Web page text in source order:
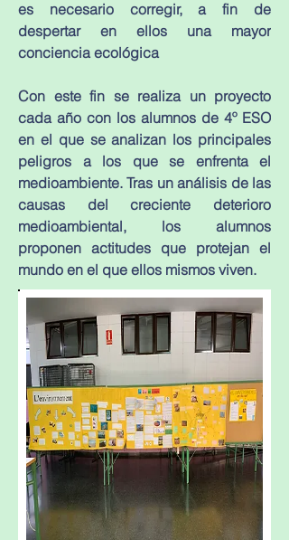
es necesario corregir, a fin de
despertar en ellos una mayor
conciencia ecológica
Con este fin se realiza un proyecto
cada año con los alumnos de 4º ESO
en el que se analizan los principales
peligros a los que se enfrenta el
medioambiente. Tras un análisis de las
causas del creciente deterioro
medioambiental, los alumnos
proponen actitudes que protejan el
mundo en el que ellos mismos viven.